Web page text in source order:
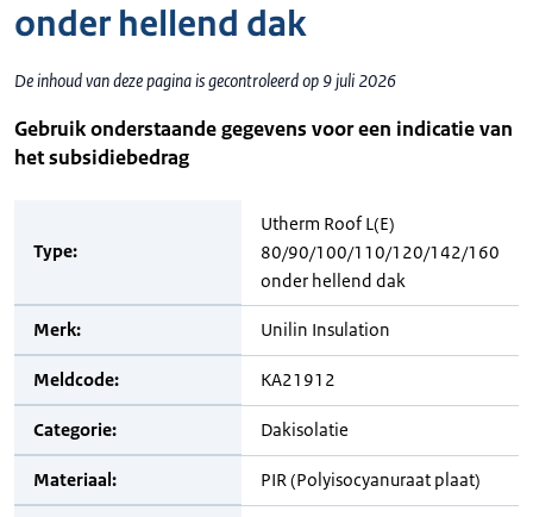
onder hellend dak
De inhoud van deze pagina is gecontroleerd op 9 juli 2026
Gebruik onderstaande gegevens voor een indicatie van
het subsidiebedrag
Type:
Utherm Roof L(E)
80/90/100/110/120/142/160
onder hellend dak
Merk: Unilin Insulation
Meldcode: KA21912
Categorie: Dakisolatie
Materiaal: PIR (Polyisocyanuraat plaat)